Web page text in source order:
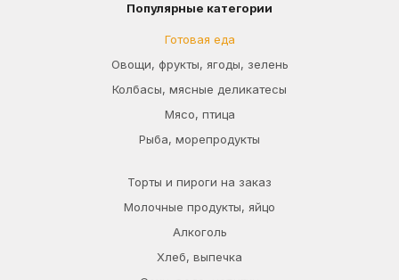
Популярные категории
Готовая еда
Овощи, фрукты, ягоды, зелень
Колбасы, мясные деликатесы
Мясо, птица
Рыба, морепродукты
Торты и пироги на заказ
Молочные продукты, яйцо
Алкоголь
Хлеб, выпечка